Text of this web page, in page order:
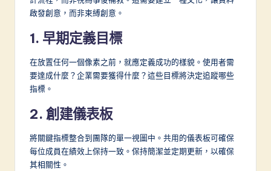
啟發創意，而非束縛創意。
1. 早期定義目標
在放置任何一個像素之前，就應定義成功的樣貌。使用者需
要達成什麼？企業需要獲得什麼？這些目標將決定追蹤哪些
指標。
2. 創建儀表板
將關鍵指標整合到團隊的單一視圖中。共用的儀表板可確保
每位成員在績效上保持一致。保持簡潔並定期更新，以確保
其相關性。